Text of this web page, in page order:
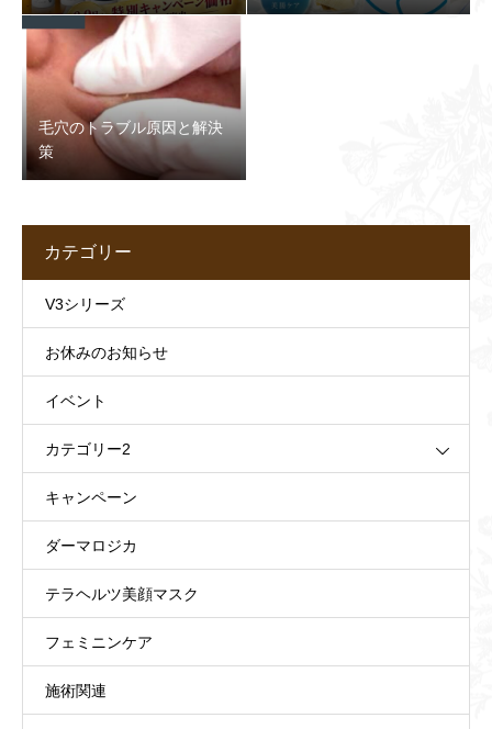
カ最新セラムが凄すぎる理
由
毛穴のトラブル原因と解決
策
カテゴリー
V3シリーズ
お休みのお知らせ
イベント
カテゴリー2
キャンペーン
ダーマロジカ
テラヘルツ美顔マスク
フェミニンケア
施術関連